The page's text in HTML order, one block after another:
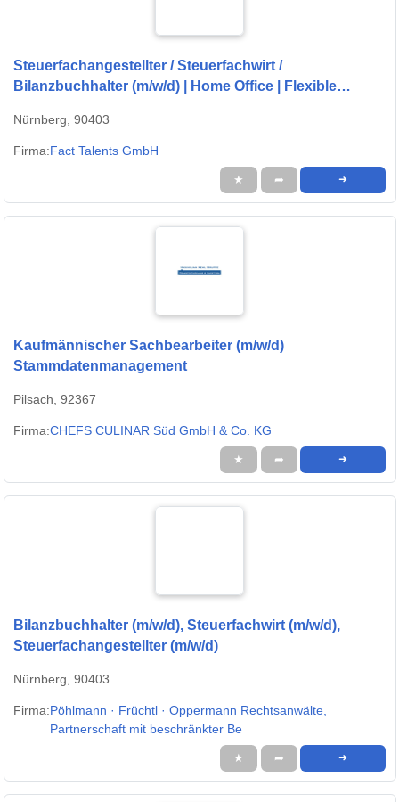
Steuerfachangestellter / Steuerfachwirt /
Bilanzbuchhalter (m/w/d) | Home Office | Flexible
Nürnberg, 90403
Firma:Fact Talents GmbH
★ ➦ ➜
Kaufmännischer Sachbearbeiter (m/w/d)
Stammdatenmanagement
Pilsach, 92367
Firma:CHEFS CULINAR Süd GmbH & Co. KG
★ ➦ ➜
Bilanzbuchhalter (m/w/d), Steuerfachwirt (m/w/d),
Steuerfachangestellter (m/w/d)
Nürnberg, 90403
Firma:Pöhlmann · Früchtl · Oppermann Rechtsanwälte,
Partnerschaft mit beschränkter Be
★ ➦ ➜